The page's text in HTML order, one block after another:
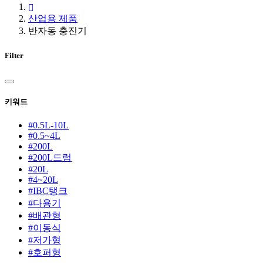
산업용 제품
반자동 충진기
Filter
키워드
#0.5L-10L
#0.5~4L
#200L
#200L드럼
#20L
#4~20L
#IBC탱크
#다용기
#배관형
#이동식
#저가형
#호퍼형